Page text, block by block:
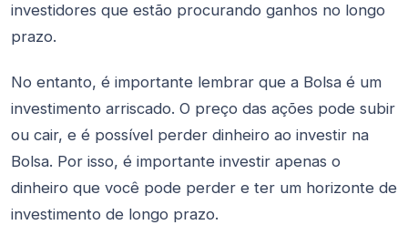
investidores que estão procurando ganhos no longo
prazo.
No entanto, é importante lembrar que a Bolsa é um
investimento arriscado. O preço das ações pode subir
ou cair, e é possível perder dinheiro ao investir na
Bolsa. Por isso, é importante investir apenas o
dinheiro que você pode perder e ter um horizonte de
investimento de longo prazo.